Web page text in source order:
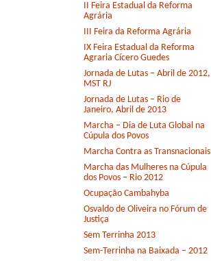
II Feira Estadual da Reforma
Agrária
III Feira da Reforma Agrária
IX Feira Estadual da Reforma
Agraria Cícero Guedes
Jornada de Lutas – Abril de 2012,
MST RJ
Jornada de Lutas – Rio de
Janeiro, Abril de 2013
Marcha – Dia de Luta Global na
Cúpula dos Povos
Marcha Contra as Transnacionais
Marcha das Mulheres na Cúpula
dos Povos – Rio 2012
Ocupação Cambahyba
Osvaldo de Oliveira no Fórum de
Justiça
Sem Terrinha 2013
Sem-Terrinha na Baixada – 2012